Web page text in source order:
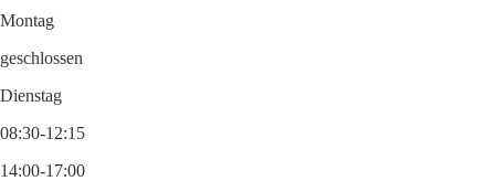
Montag
geschlossen
Dienstag
08:30-12:15
14:00-17:00